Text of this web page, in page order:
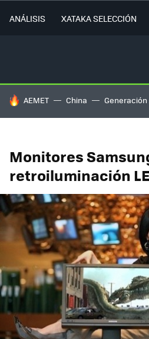
ANÁLISIS XATAKA SELECCIÓN
HOY SE HABLA DE
AEMET China Generación
Monitores
retroiluminación